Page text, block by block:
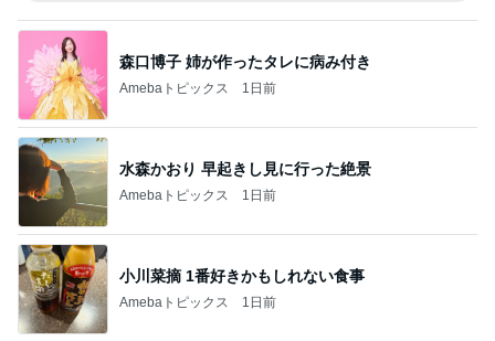
森口博子 姉が作ったタレに病み付き
Amebaトピックス 1日前
水森かおり 早起きし見に行った絶景
Amebaトピックス 1日前
小川菜摘 1番好きかもしれない食事
Amebaトピックス 1日前